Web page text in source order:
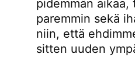
pidemmän
paremmin sekä
niin, että
sitten uuden